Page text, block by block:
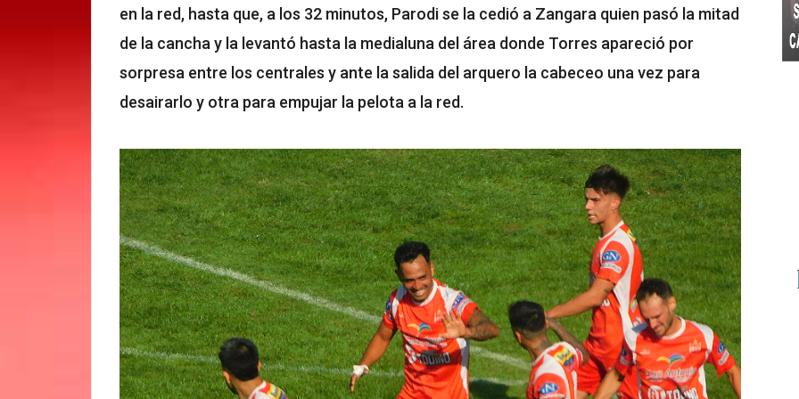
en la red, hasta que, a los 32 minutos, Parodi se la cedió a Zangara quien pasó la mitad
de la cancha y la levantó hasta la medialuna del área donde Torres apareció por
sorpresa entre los centrales y ante la salida del arquero la cabeceo una vez para
desairarlo y otra para empujar la pelota a la red.